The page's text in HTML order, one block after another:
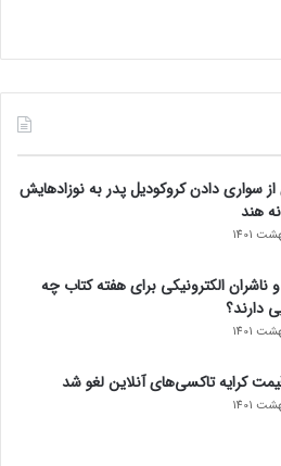
سواری دادن کروکودیل پدر به نوزادهایش
هند
و ناشران الکترونیکی برای هفته کتاب چه
دارند؟
کرایه تاکسی‌های آنلاین لغو شد